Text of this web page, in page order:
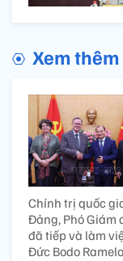
Xem thêm
Chính trị quốc
Đảng, Phó Giám
đã tiếp và làm
Đức Bodo